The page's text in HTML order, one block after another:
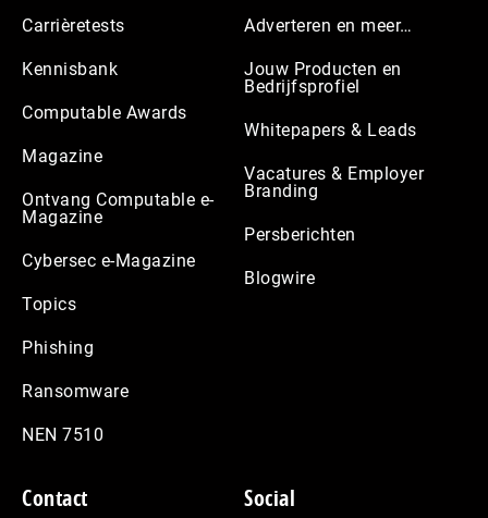
Carrièretests
Kennisbank
Computable Awards
Magazine
Ontvang Computable e-
Magazine
Cybersec e-Magazine
Topics
Phishing
Ransomware
NEN 7510
Adverteren en meer…
Jouw Producten en
Bedrijfsprofiel
Whitepapers & Leads
Vacatures & Employer
Branding
Persberichten
Blogwire
Contact Social